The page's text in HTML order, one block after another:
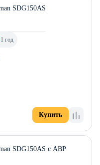
SDG150AS
1 год
Купить
SDG150AS с АВР